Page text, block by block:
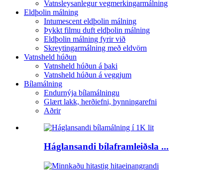
Vatnsleysanlegur vegmerkingarmálning
Eldþolin málning
Intumescent eldþolin málning
Þykkt filmu duft eldþolin málning
Eldþolin málning fyrir við
Skreytingarmálning með eldvörn
Vatnsheld húðun
Vatnsheld húðun á þaki
Vatnsheld húðun á veggjum
Bílamálning
Endurnýja bílamálningu
Glært lakk, herðiefni, þynningarefni
Aðrir
Háglansandi bílaframleiðsla ...